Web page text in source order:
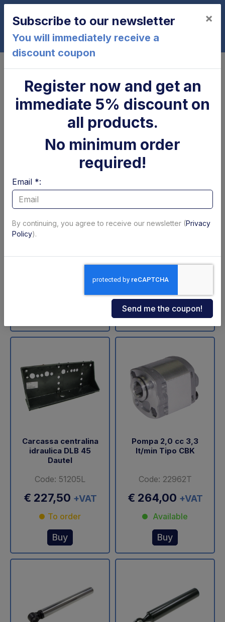
0
ZTS250-140
Cilindro di
brandeggio Zepro
ZNU-75-110 (SA)
Code: 11711Z
+VAT
Parapolvere tubolare
x cilindro
sollevamento DLB 47
Code: 18202L
€ 60,05
Available
Carcassa centralina
idraulica DLB 45
Dautel
Code: 51205L
€ 227,50 +VAT
To order
Buy
Pompa 2,0 cc 3,3
lt/min Tipo CBK
Code: 22962T
€ 264,00 +VAT
Available
Buy
Subscribe to our newsletter
You will immediately receive a
discount coupon
×
Register now and get an
immediate 5% discount on
all products.
No minimum order
required!
Email *:
By continuing, you agree to receive our newsletter (Privacy
Policy).